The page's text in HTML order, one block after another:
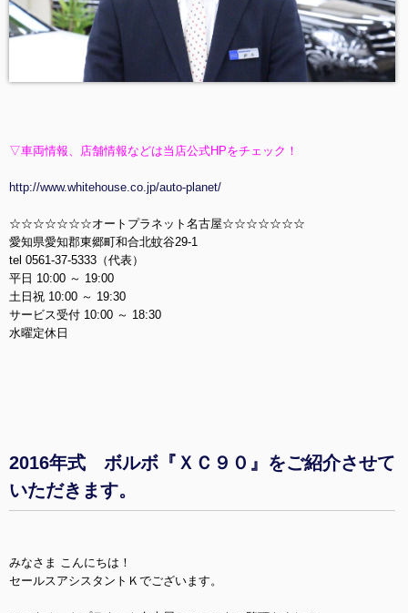
▽車両情報、店舗情報などは当店公式HPをチェック！
http://www.whitehouse.co.jp/auto-planet/
☆☆☆☆☆☆☆オートプラネット名古屋☆☆☆☆☆☆☆
愛知県愛知郡東郷町和合北蚊谷29-1
tel 0561-37-5333（代表）
平日 10:00 ～ 19:00
土日祝 10:00 ～ 19:30
サービス受付 10:00 ～ 18:30
水曜定休日
2016年式 ボルボ『ＸＣ９０』をご紹介させて
いただきます。
みなさま こんにちは！
セールスアシスタントＫでございます。